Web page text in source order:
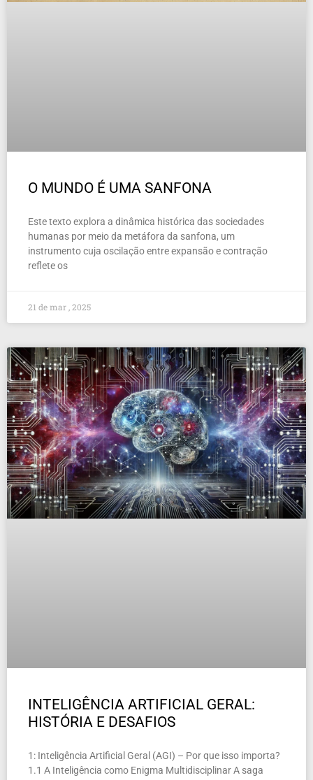
O MUNDO É UMA SANFONA
Este texto explora a dinâmica histórica das sociedades
humanas por meio da metáfora da sanfona, um
instrumento cuja oscilação entre expansão e contração
reflete os
21 de mar , 2025
INTELIGÊNCIA ARTIFICIAL GERAL:
HISTÓRIA E DESAFIOS
1: Inteligência Artificial Geral (AGI) – Por que isso importa?
1.1 A Inteligência como Enigma Multidisciplinar A saga